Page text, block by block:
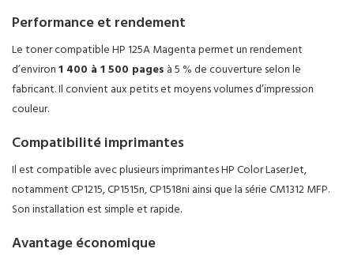
Performance et rendement
Le toner compatible HP 125A Magenta permet un rendement
d’environ1 400 à 1 500 pages à 5 % de couverture selon le
fabricant. Il convient aux petits et moyens volumes d’impression
couleur.
Compatibilité imprimantes
Il est compatible avec plusieurs imprimantes HP Color LaserJet,
notamment CP1215, CP1515n, CP1518ni ainsi que la série CM1312 MFP.
Son installation est simple et rapide.
Avantage économique